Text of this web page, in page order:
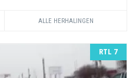
ALLE HERHALINGEN
RTL 7